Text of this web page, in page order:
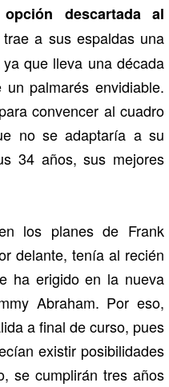
descartada al
a sus espaldas una
que lleva una década
palmarés envidiable.
convencer al cuadro
no se adaptaría a su
34 años, sus mejores
los planes de Frank
delante, tenía al recién
ha erigido en la nueva
Abraham. Por eso,
a final de curso, pues
existir posibilidades
se cumplirán tres años